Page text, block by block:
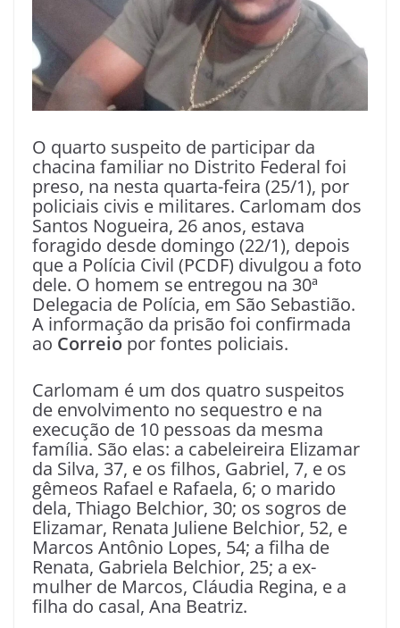
O quarto suspeito de participar da
chacina familiar no Distrito Federal foi
preso, na nesta quarta-feira (25/1), por
policiais civis e militares. Carlomam dos
Santos Nogueira, 26 anos, estava
foragido desde domingo (22/1), depois
que a Polícia Civil (PCDF) divulgou a foto
dele. O homem se entregou na 30ª
Delegacia de Polícia, em São Sebastião.
A informação da prisão foi confirmada
ao Correio por fontes policiais.
Carlomam é um dos quatro suspeitos
de envolvimento no sequestro e na
execução de 10 pessoas da mesma
família. São elas: a cabeleireira Elizamar
da Silva, 37, e os filhos, Gabriel, 7, e os
gêmeos Rafael e Rafaela, 6; o marido
dela, Thiago Belchior, 30; os sogros de
Elizamar, Renata Juliene Belchior, 52, e
Marcos Antônio Lopes, 54; a filha de
Renata, Gabriela Belchior, 25; a ex-
mulher de Marcos, Cláudia Regina, e a
filha do casal, Ana Beatriz.